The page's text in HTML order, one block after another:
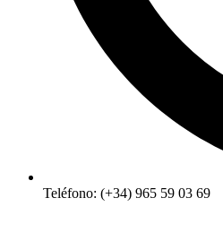
Teléfono: (+34) 965 59 03 69